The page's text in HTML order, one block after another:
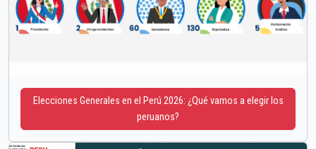
Elecciones Generales en el Perú 2026: ¿Qué vamos a elegir los
peruanos?